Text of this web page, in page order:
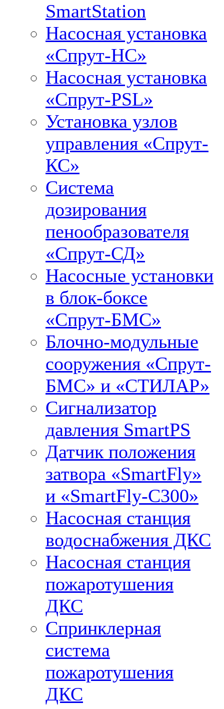
SmartStation
Насосная установка
«Спрут-НС»
Насосная установка
«Спрут-PSL»
Установка узлов
управления «Спрут-
КС»
Система
дозирования
пенообразователя
«Спрут-СД»
Насосные установки
в блок-боксе
«Спрут-БМС»
Блочно-модульные
сооружения «Спрут-
БМС» и «СТИЛАР»
Сигнализатор
давления SmartPS
Датчик положения
затвора «SmartFly»
и «SmartFly-С300»
Насосная станция
водоснабжения ДКС
Насосная станция
пожаротушения
ДКС
Спринклерная
система
пожаротушения
ДКС